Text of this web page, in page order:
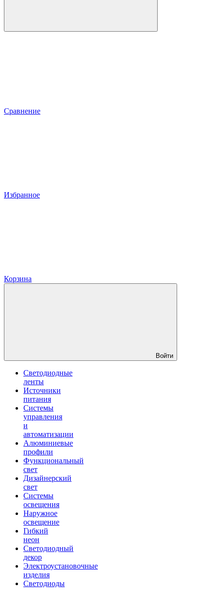
Сравнение
Избранное
Корзина
Войти
Светодиодные
ленты
Источники
питания
Системы
управления
и
автоматизации
Алюминиевые
профили
Функциональный
свет
Дизайнерский
свет
Системы
освещения
Наружное
освещение
Гибкий
неон
Светодиодный
декор
Электроустановочные
изделия
Светодиоды